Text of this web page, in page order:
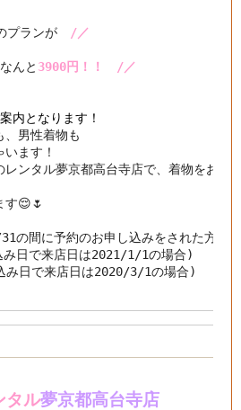
プランが /／
んと 3900円！！　/／
内となります！
、男性着物も
ます！
ンタル夢京都高台寺店で、着物をお楽
す😌🌷
間に予約のお申し込みをされた方が
日で来店日は2021/1/1の場合)
日で来店日は2020/3/1の場合)
タル夢京都高台寺店